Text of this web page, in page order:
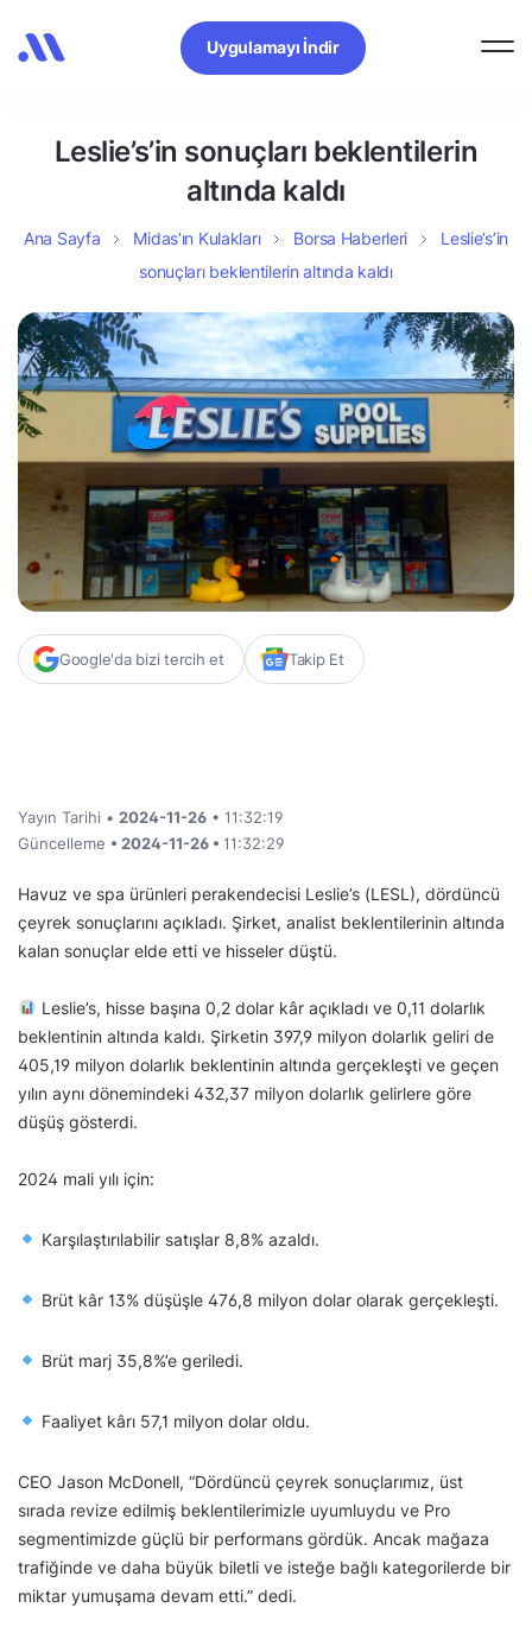
Uygulamayı İndir
Leslie’s’in sonuçları beklentilerin
altında kaldı
Ana Sayfa Midas’ın Kulakları Borsa Haberleri
Leslie’s’in
sonuçları beklentilerin altında kaldı
Google'da bizi tercih et Takip Et
Yayın Tarihi • 2024-11-26 • 11:32:19
Güncelleme • 2024-11-26 • 11:32:29
Havuz ve spa ürünleri perakendecisi Leslie’s (LESL), dördüncü
çeyrek sonuçlarını açıkladı. Şirket, analist beklentilerinin altında
kalan sonuçlar elde etti ve hisseler düştü.
Leslie’s, hisse başına 0,2 dolar kâr açıkladı ve 0,11 dolarlık
beklentinin altında kaldı. Şirketin 397,9 milyon dolarlık geliri de
405,19 milyon dolarlık beklentinin altında gerçekleşti ve geçen
yılın aynı dönemindeki 432,37 milyon dolarlık gelirlere göre
düşüş gösterdi.
2024 mali yılı için:
Karşılaştırılabilir satışlar 8,8% azaldı.
Brüt kâr 13% düşüşle 476,8 milyon dolar olarak gerçekleşti.
Brüt marj 35,8%’e geriledi.
Faaliyet kârı 57,1 milyon dolar oldu.
CEO Jason McDonell, “Dördüncü çeyrek sonuçlarımız, üst
sırada revize edilmiş beklentilerimizle uyumluydu ve Pro
segmentimizde güçlü bir performans gördük. Ancak mağaza
trafiğinde ve daha büyük biletli ve isteğe bağlı kategorilerde bir
miktar yumuşama devam etti.” dedi.